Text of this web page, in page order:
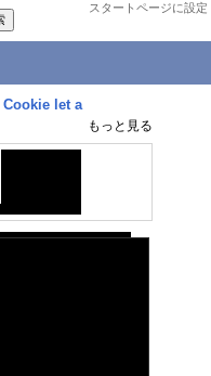
スタートページに設定
Cookie let a
もっと見る